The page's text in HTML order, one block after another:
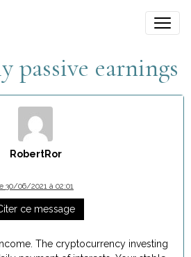
passive earnings
RobertRor
30/06/2021 à 02:01
ce message
The cryptocurrency investing